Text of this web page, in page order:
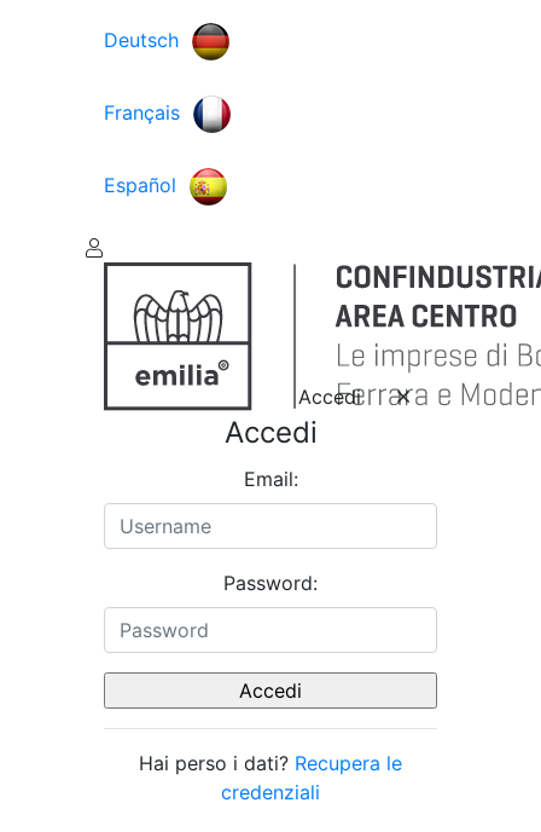
Deutsch
Français
Español
Accedi
Accedi
Email:
Password:
Hai perso i dati? Recupera le
credenziali